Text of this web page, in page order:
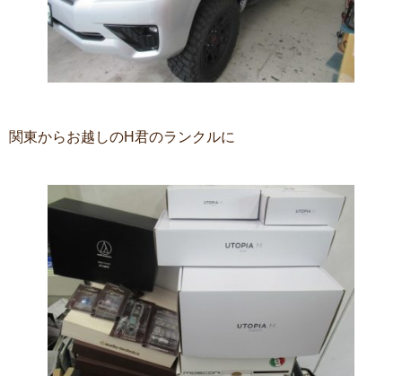
関東からお越しのH君のランクルに